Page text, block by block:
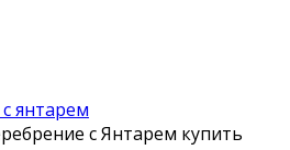
янтарем
с Янтарем купить